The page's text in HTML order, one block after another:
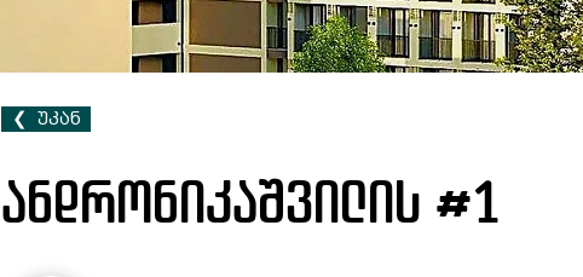
❮ ‎‎ ‎უკან
ანდრონიკაშვილის #1